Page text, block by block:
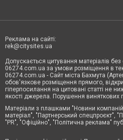
Реклама на сайті:
rek@citysites.ua
Допускається цитування матеріалів
06274.com.ua за умови розміщення в
06274.com.ua - Сайт міста Бахмута
обов'язкове розміщення прямого,
гіперпосилання на цитовані статті не
якості джерела. Порушення виняткових
Матеріали з плашками "Новини
матеріал", "Партнерський спецпроєкт",
"PR", "Офіційно", "Політична реклама"